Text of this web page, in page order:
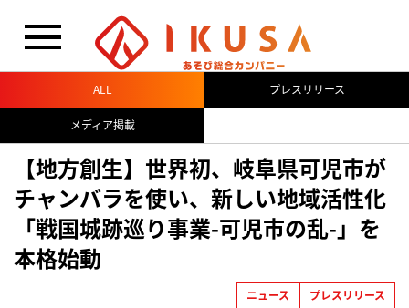
ALL プレスリリース
メディア掲載
【地方創生】世界初、岐阜県可児市が
チャンバラを使い、新しい地域活性化
「戦国城跡巡り事業-可児市の乱-」を
本格始動
ニュース プレスリリース